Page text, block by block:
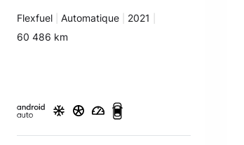
Carburant :
Flexfuel Transmission :
Automatique Années :
2021
Kilomètres :
60 486 km